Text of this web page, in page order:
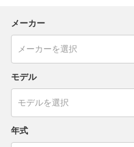
メーカー
モデル
年式